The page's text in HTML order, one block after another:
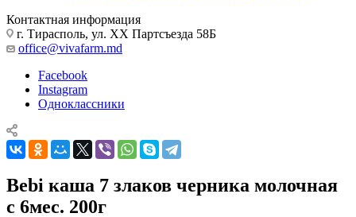
Контактная информация
г. Тирасполь, ул. ХХ Партсъезда 58Б
office@vivafarm.md
Facebook
Instagram
Одноклассники
Bebi каша 7 злаков черника молочная
с 6мес. 200г